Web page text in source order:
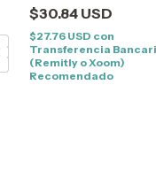
$30.84 USD
$27.76 USD con
Transferencia
(Remitly o Xoom)
Recomendado